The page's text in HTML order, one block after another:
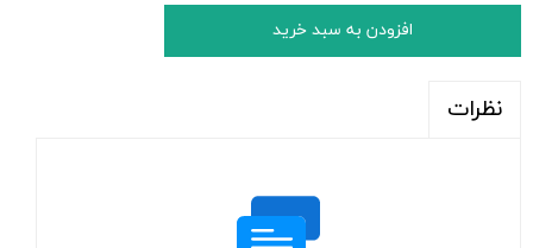
افزودن به سبد خرید
نظرات